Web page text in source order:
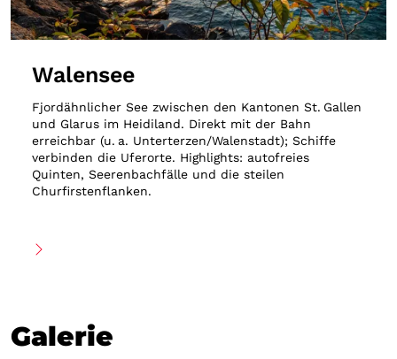
Walensee
Fjordähnlicher See zwischen den Kantonen St. Gallen
und Glarus im Heidiland. Direkt mit der Bahn
erreichbar (u. a. Unterterzen/Walenstadt); Schiffe
verbinden die Uferorte. Highlights: autofreies
Quinten, Seerenbachfälle und die steilen
Churfirstenflanken.
Galerie